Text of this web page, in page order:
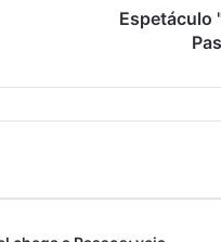
Espetáculo